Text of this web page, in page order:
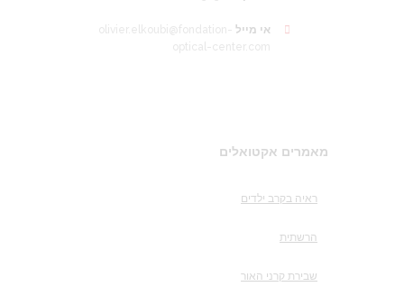
אי מייל olivier.elkoubi@fondation-
optical-center.com
מאמרים אקטואלים
ראיה בקרב ילדים
הרשתית
שבירת קרני האור